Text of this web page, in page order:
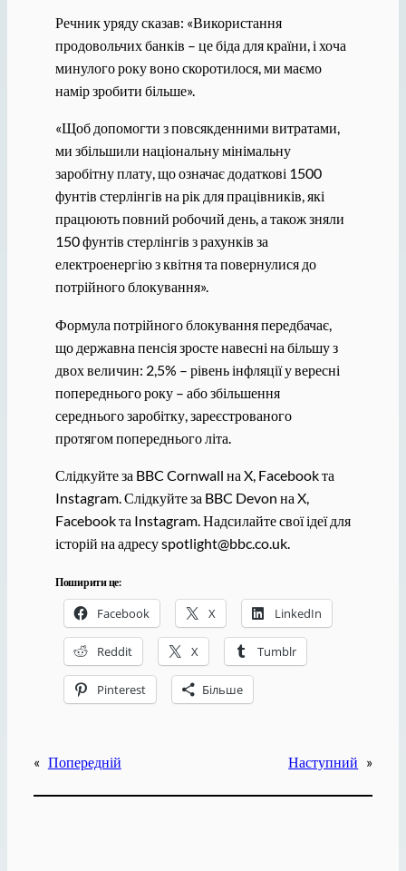
Речник уряду сказав: «Використання
продовольчих банків – це біда для країни, і хоча
минулого року воно скоротилося, ми маємо
намір зробити більше».
«Щоб допомогти з повсякденними витратами,
ми збільшили національну мінімальну
заробітну плату, що означає додаткові 1500
фунтів стерлінгів на рік для працівників, які
працюють повний робочий день, а також зняли
150 фунтів стерлінгів з рахунків за
електроенергію з квітня та повернулися до
потрійного блокування».
Формула потрійного блокування передбачає,
що державна пенсія зросте навесні на більшу з
двох величин: 2,5% – рівень інфляції у вересні
попереднього року – або збільшення
середнього заробітку, зареєстрованого
протягом попереднього літа.
Слідкуйте за BBC Cornwall на X, Facebook та
Instagram. Слідкуйте за BBC Devon на X,
Facebook та Instagram. Надсилайте свої ідеї для
історій на адресу spotlight@bbc.co.uk.
Поширити це:
Facebook X LinkedIn
Reddit X Tumblr
Pinterest Більше
« Попередній Наступний »